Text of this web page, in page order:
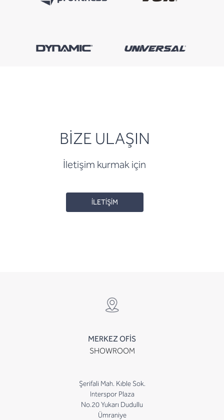
BİZE ULAŞIN
İletişim kurmak için
İLETİŞİM
MERKEZ OFİS
SHOWROOM
Şerifali Mah. Kıble Sok.
Interspor Plaza
No.20 Yukarı Dudullu
Ümraniye